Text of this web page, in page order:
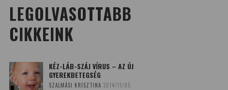
LEGOLVASOTTABB
CIKKEINK
KÉZ-LÁB-SZÁJ VÍRUS – AZ ÚJ
GYEREKBETEGSÉG
SZALMÁSI KRISZTINA 2014/11/05